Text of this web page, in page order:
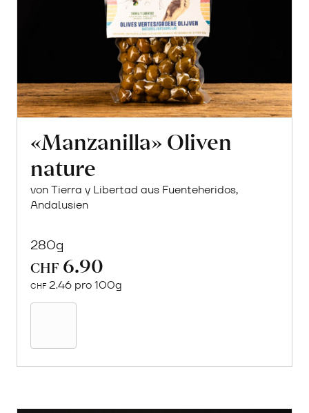
«Manzanilla» Oliven
nature
von Tierra y Libertad aus Fuenteheridos,
Andalusien
280g
CHF 6.90
CHF 2.46 pro 100g